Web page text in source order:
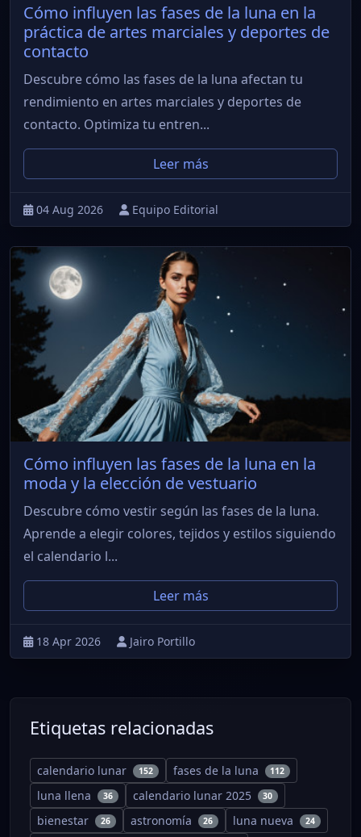
Cómo influyen las fases de la luna en la
práctica de artes marciales y deportes de
contacto
Descubre cómo las fases de la luna afectan tu
rendimiento en artes marciales y deportes de
contacto. Optimiza tu entren...
Leer más
04 Aug 2026 Equipo Editorial
Cómo influyen las fases de la luna en la
moda y la elección de vestuario
Descubre cómo vestir según las fases de la luna.
Aprende a elegir colores, tejidos y estilos siguiendo
el calendario l...
Leer más
18 Apr 2026 Jairo Portillo
Etiquetas relacionadas
calendario lunar 152 fases de la luna 112
luna llena 36 calendario lunar 2025 30
bienestar 26 astronomía 26 luna nueva 24